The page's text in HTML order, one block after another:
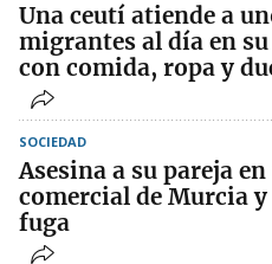
Una ceutí atiende a
migrantes al día en
con comida, ropa y
SOCIEDAD
Asesina a su pareja
comercial de Murcia y
fuga